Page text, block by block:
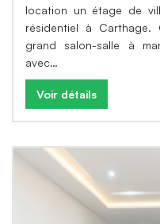
location un étage de
résidentiel à Carthage.
grand salon-salle à
avec…
Voir détails